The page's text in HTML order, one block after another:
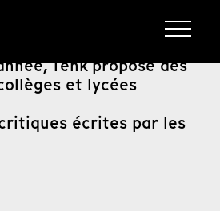
Tënk propose des
et lycées
écrites par les